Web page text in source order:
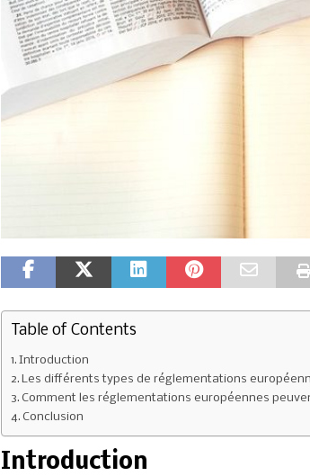
Table of Contents
Introduction
Les différents types de réglementations
Comment les réglementations européennes
Conclusion
Introduction